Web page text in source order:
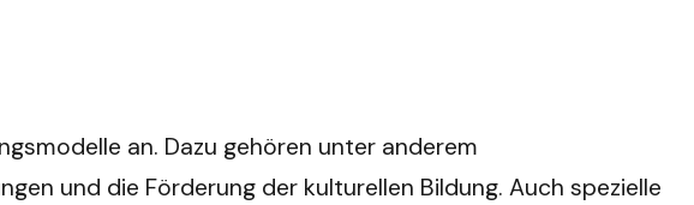
an. Dazu gehören unter anderem
und die Förderung der kulturellen Bildung. Auch spezielle